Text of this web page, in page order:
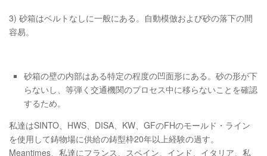
3) 砂箱はベルトなしに一般にある。自動模倣および砂の落下の間
容易。
砂箱の壁の内部はある特定の程度の凹面形にある。砂の形が下
らないし、等弾く交通機関のプロセス中に移らないことを確認
するため。
私達はSINTO、HWS、DISA、KW、GFのFHのモールド・ライン
を使用して鋳物場に供給の鋳型枠20年以上経験の過す。
Meantimes、私達にフランス、スペイン、インド、イタリア、私